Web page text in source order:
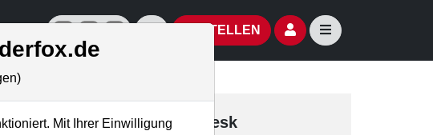
offizielle Social Media-AccountsAktien- und Artikelsuche öffnen
BESTELLEN Seitennavigation
Trading-Desk
Mit Ihrer Einwilligung